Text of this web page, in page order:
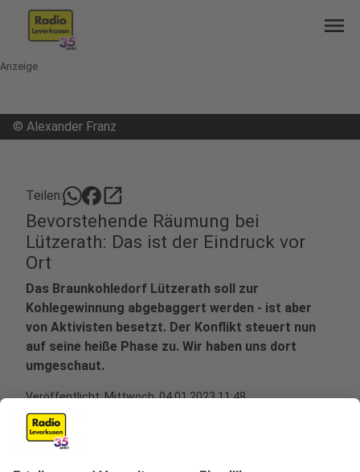
menu
Anzeige
© Alexander Franz
Teilen: open_in_new
Bevorstehende Räumung bei
Lützerath: Das ist der Eindruck vor
Ort
Das Braunkohledorf Lützerath soll zur
Kohlegewinnung abgebaggert werden - ist aber
von Aktivisten besetzt. Der Konflikt steuert nun
auf seine heiße Phase zu. Wir haben uns dort
umgeschaut.
Veröffentlicht:Mittwoch, 04.01.2023 11:48
Anzeige